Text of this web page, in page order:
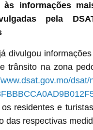
às informações
pela
divulgou
trânsito na zona
residentes e
das respectivas